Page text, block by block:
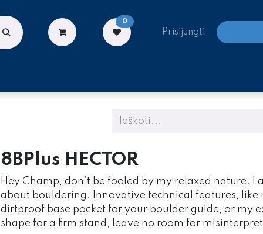
0
Prisijungti
8BPlus HECTOR
Hey Champ, don’t be fooled by my relaxed nature. I
about bouldering. Innovative technical features, like
dirtproof base pocket for your boulder guide, or my
shape for a firm stand, leave no room for